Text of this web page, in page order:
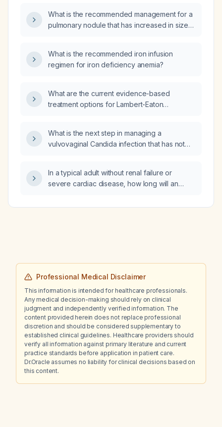
What is the recommended management for a
pulmonary nodule that has increased in size
What is the recommended iron infusion
regimen for iron deficiency anemia?
What are the current evidence-based
treatment options for Lambert-Eaton
What is the next step in managing a
vulvovaginal Candida infection that has not
(Monistat) regimen?
In a typical adult without renal failure or
severe cardiac disease, how long will an
20 mEq per hour be needed to raise serum
Professional Medical Disclaimer
This information is intended for healthcare professionals.
Any medical decision-making should rely on clinical
judgment and independently verified information. The
content provided herein does not replace professional
discretion and should be considered supplementary to
established clinical guidelines. Healthcare providers should
verify all information against primary literature and current
practice standards before application in patient care.
Dr.Oracle assumes no liability for clinical decisions based on
this content.